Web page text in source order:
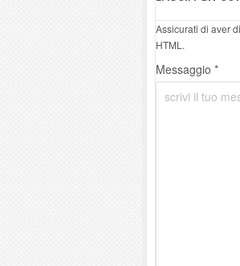
Assicurati di aver
HTML.
Messaggio *